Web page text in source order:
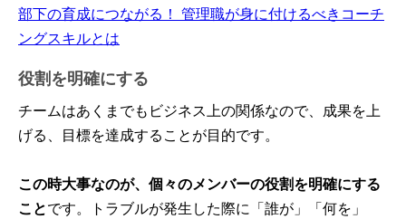
部下の育成につながる！ 管理職が身に付けるべきコーチ
ングスキルとは
役割を明確にする
チームはあくまでもビジネス上の関係なので、成果を上
げる、目標を達成することが目的です。
この時大事なのが、個々のメンバーの役割を明確にする
ことです。トラブルが発生した際に「誰が」「何を」